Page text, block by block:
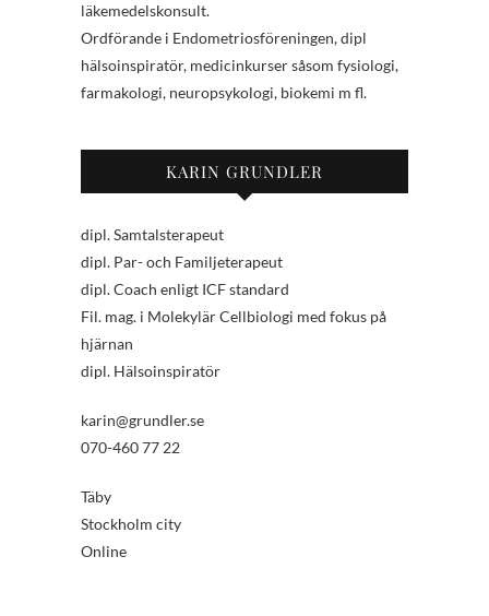
läkemedelskonsult.
Ordförande i Endometriosföreningen, dipl
hälsoinspiratör, medicinkurser såsom fysiologi,
farmakologi, neuropsykologi, biokemi m fl.
KARIN GRUNDLER
dipl. Samtalsterapeut
dipl. Par- och Familjeterapeut
dipl. Coach enligt ICF standard
Fil. mag. i Molekylär Cellbiologi med fokus på
hjärnan
dipl. Hälsoinspiratör
karin@grundler.se
070-460 77 22
Täby
Stockholm city
Online